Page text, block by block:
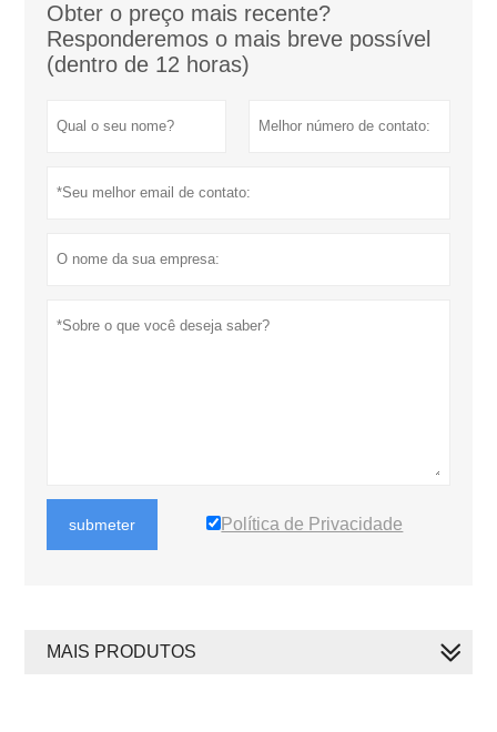
Obter o preço mais recente?
Responderemos o mais breve possível
(dentro de 12 horas)
submeter Política de Privacidade
MAIS PRODUTOS